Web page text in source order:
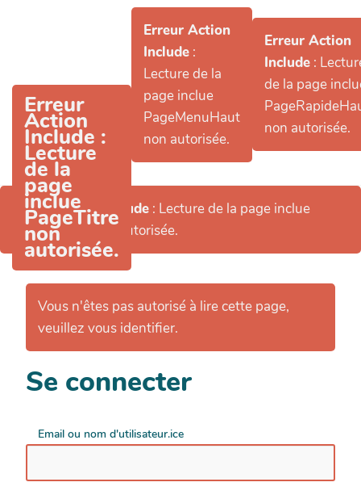
Erreur
Action
Include :
Lecture
de la
page
inclue
PageTitre
non
autorisée.
Erreur Action
Include :
Lecture de la
page inclue
PageMenuHaut
non autorisée.
Erreur Action
Include :
de la page
non autorisée.
Erreur Action Include : Lecture de la page inclue
PageHeader non autorisée.
Vous n'êtes pas autorisé à lire cette page,
veuillez vous identifier.
Se connecter
Email ou nom d'utilisateur.ice